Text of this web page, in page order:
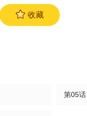
收藏
第05话